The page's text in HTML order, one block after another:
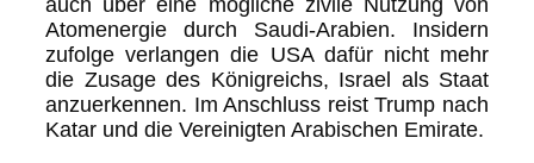
auch über eine mögliche zivile Nutzung von
Atomenergie durch Saudi-Arabien. Insidern
zufolge verlangen die USA dafür nicht mehr
die Zusage des Königreichs, Israel als Staat
anzuerkennen. Im Anschluss reist Trump nach
Katar und die Vereinigten Arabischen Emirate.